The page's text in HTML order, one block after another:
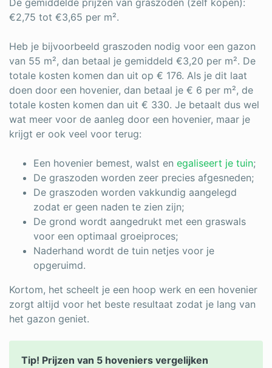
De gemiddelde prijzen van graszoden (zelf kopen):
€2,75 tot €3,65 per m².
Heb je bijvoorbeeld graszoden nodig voor een gazon
van 55 m², dan betaal je gemiddeld €3,20 per m². De
totale kosten komen dan uit op € 176. Als je dit laat
doen door een hovenier, dan betaal je € 6 per m², de
totale kosten komen dan uit € 330. Je betaalt dus wel
wat meer voor de aanleg door een hovenier, maar je
krijgt er ook veel voor terug:
Een hovenier bemest, walst en egaliseert je tuin;
De graszoden worden zeer precies afgesneden;
De graszoden worden vakkundig aangelegd
zodat er geen naden te zien zijn;
De grond wordt aangedrukt met een graswals
voor een optimaal groeiproces;
Naderhand wordt de tuin netjes voor je
opgeruimd.
Kortom, het scheelt je een hoop werk en een hovenier
zorgt altijd voor het beste resultaat zodat je lang van
het gazon geniet.
Tip! Prijzen van 5 hoveniers vergelijken